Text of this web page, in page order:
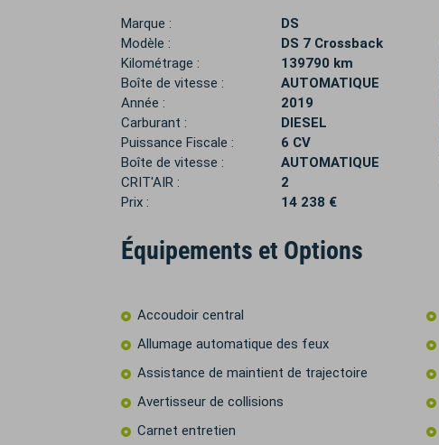
Marque :
DS
Modèle :
DS 7 Crossback
Kilométrage :
139790 km
Boîte de vitesse :
AUTOMATIQUE
Année :
2019
Carburant :
DIESEL
Puissance Fiscale :
6 CV
Boîte de vitesse :
AUTOMATIQUE
CRIT'AIR :
2
Prix :
14 238 €
Équipements et Options
Accoudoir central
Allumage automatique des feux
Assistance de maintient de trajectoire
Avertisseur de collisions
Carnet entretien